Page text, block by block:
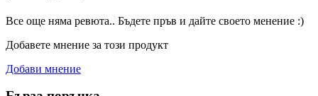
Все още няма ревюта.. Бъдете пръв и дайте своето менение :)
Добавете мнение за този продукт
Добави мнение